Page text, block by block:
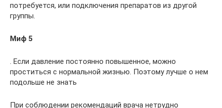
потребуется, или подключения препаратов из другой
группы.
Миф 5
. Если давление постоянно повышенное, можно
проститься с нормальной жизнью. Поэтому лучше о нем
подольше не знать
При соблюдении рекомендаций врача нетрудно